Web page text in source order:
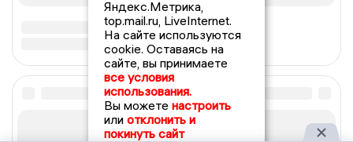
Яндекс.Метрика,
top.mail.ru, LiveInternet.
На сайте используются
cookie. Оставаясь на
сайте, вы принимаете
все условия
использования.
Вы можете настроить
или отклонить и
покинуть сайт